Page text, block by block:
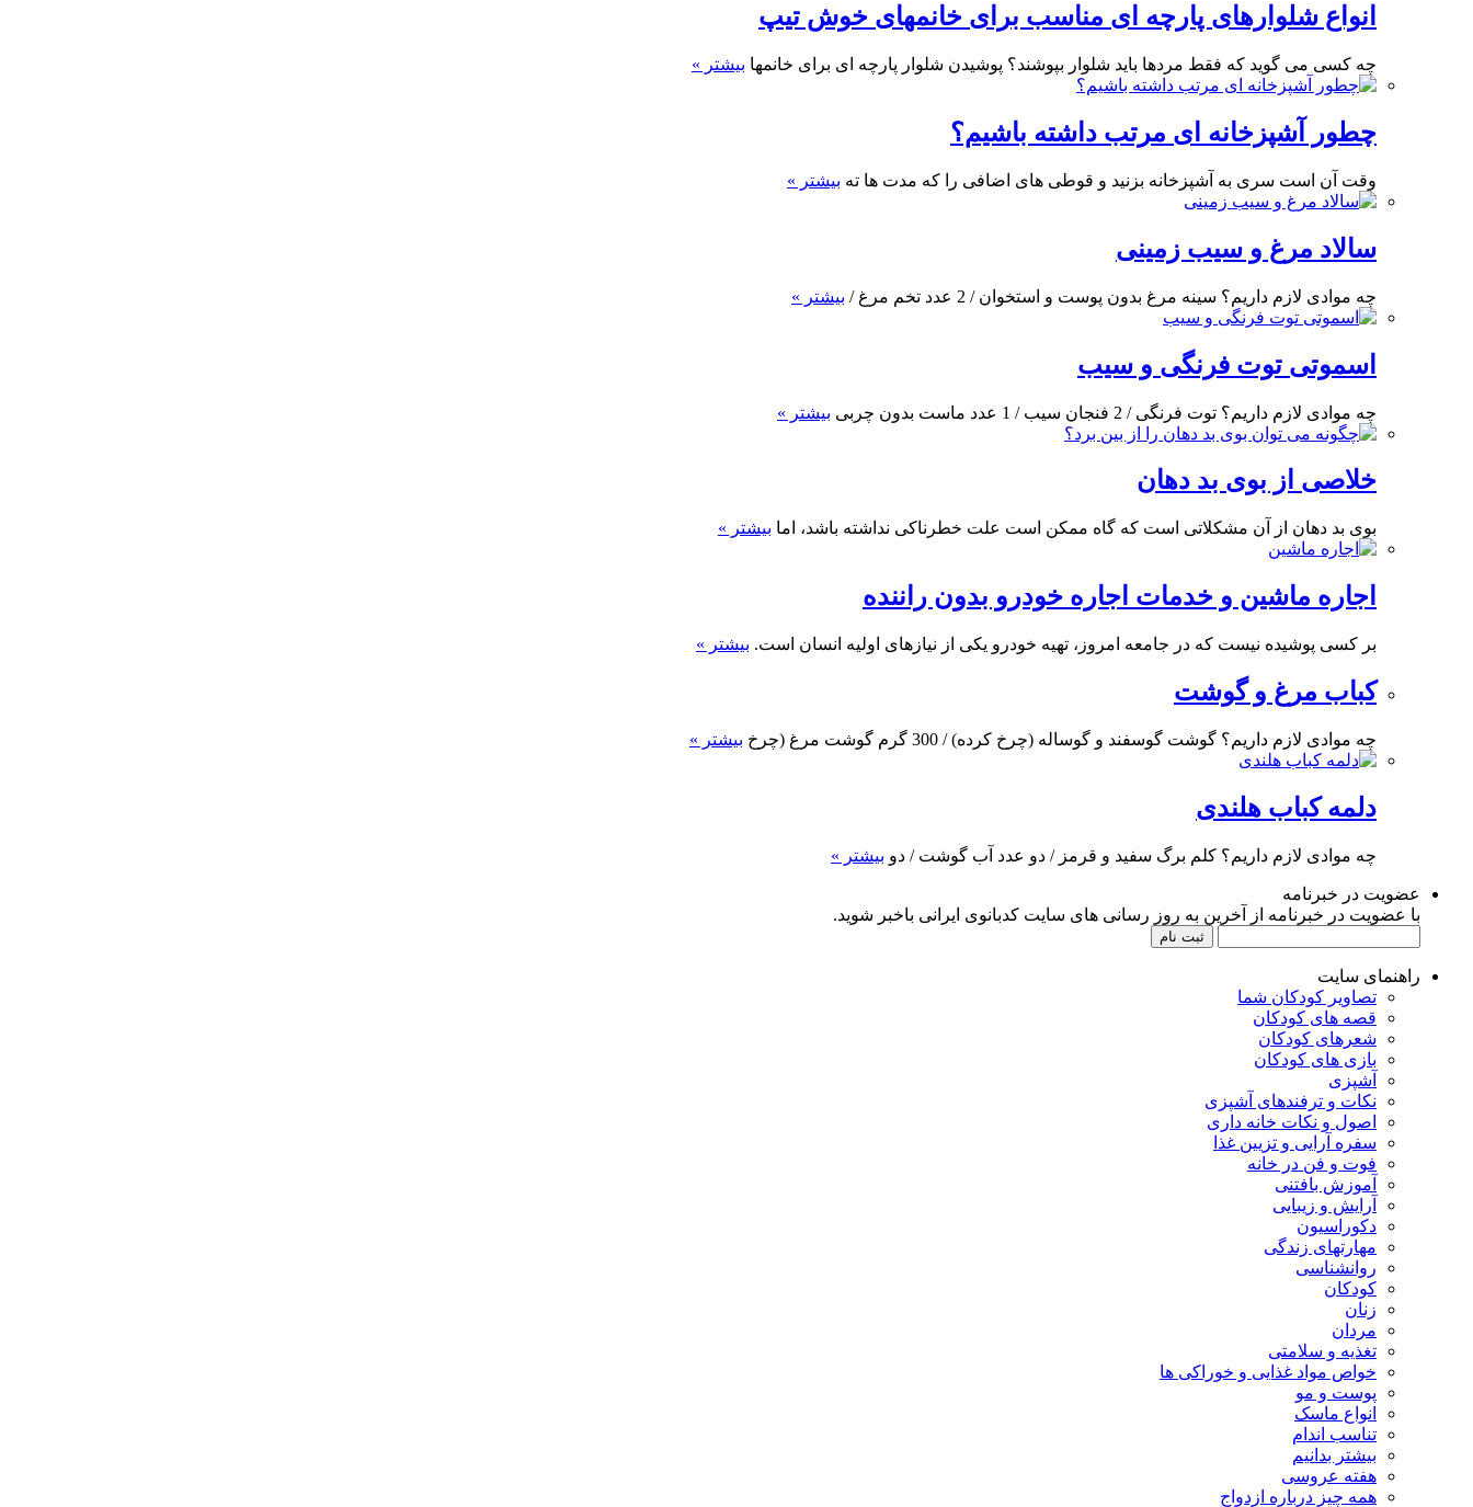
انواع شلوارهای پارچه ای مناسب برای خانمهای خوش تیپ
چه کسی می گوید که فقط مردها باید شلوار بپوشند؟ پوشیدن شلوار پارچه ای برای خانمها بیشتر »
چطور آشپزخانه ای مرتب داشته باشیم؟
وقت آن است سری به آشپزخانه بزنید و قوطی های اضافی را که مدت ها ته بیشتر »
سالاد مرغ و سیب زمینی
چه موادی لازم داریم؟ سینه مرغ بدون پوست و استخوان / ‌2 عدد تخم مرغ / بیشتر »
اسموتی توت فرنگی و سیب
چه موادی لازم داریم؟ توت فرنگی / 2 فنجان سیب / 1 عدد ماست بدون چربی بیشتر »
خلاصی از بوی بد دهان
بوی بد دهان از آن مشکلاتی است که گاه ممکن است علت خطرناکی نداشته باشد، اما بیشتر »
اجاره ماشین و خدمات اجاره خودرو بدون راننده
بر کسی پوشیده نیست که در جامعه امروز، تهیه خودرو یکی از نیازهای اولیه انسان است. بیشتر »
کباب مرغ و گوشت
چه موادی لازم داریم؟ گوشت گوسفند و گوساله (چرخ کرده) / 300 گرم گوشت مرغ (چرخ بیشتر »
دلمه کباب هلندی
چه موادی لازم داریم؟ کلم برگ سفید و قرمز / دو عدد آب گوشت / دو بیشتر »
عضویت در خبرنامه
با عضویت در خبرنامه از آخرین به روز رسانی های سایت کدبانوی ایرانی باخبر شوید.
راهنمای سایت
تصاویر کودکان شما
قصه های کودکان
شعرهای کودکان
بازی های کودکان
آشپزی
نکات و ترفندهای آشپزی
اصول و نکات خانه داری
سفره آرایی و تزیین غذا
فوت و فن در خانه
آموزش بافتنی
آرایش و زیبایی
دکوراسیون
مهارتهای زندگی
روانشناسی
کودکان
زنان
مردان
تغذیه و سلامتی
خواص مواد غذایی و خوراکی ها
پوست و مو
انواع ماسک
تناسب اندام
بیشتر بدانیم
هفته عروسی
همه چیز درباره ازدواج